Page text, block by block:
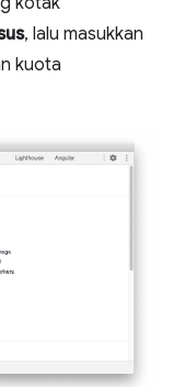
, lalu masukkan
kuota